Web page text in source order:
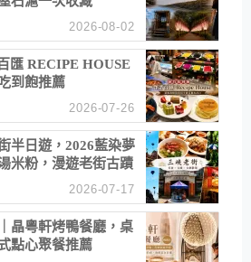
2026-08-02
匯 RECIPE HOUSE
到飽推薦
2026-07-26
半日遊，2026藍染夢
米粉，漫遊老街古蹟
2026-07-17
晶粵軒烤鴨餐廳，桌
點心聚餐推薦